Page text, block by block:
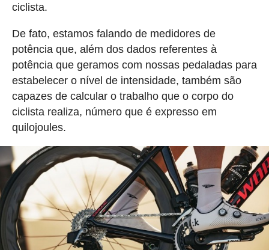
ciclista.
De fato, estamos falando de medidores de
potência que, além dos dados referentes à
potência que geramos com nossas pedaladas para
estabelecer o nível de intensidade, também são
capazes de calcular o trabalho que o corpo do
ciclista realiza, número que é expresso em
quilojoules.